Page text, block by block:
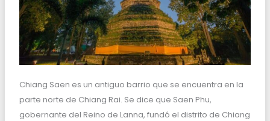
Chiang Saen es un antiguo barrio que se encuentra en la
parte norte de Chiang Rai. Se dice que Saen Phu,
gobernante del Reino de Lanna, fundó el distrito de Chiang